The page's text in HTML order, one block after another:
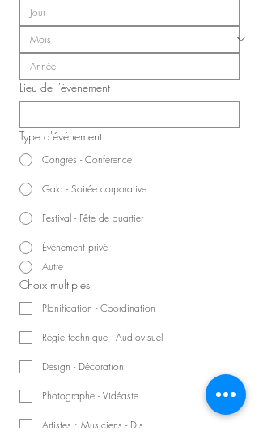
Lieu de l'événement
Type d'événement
Congrès - Conférence
Gala - Soirée corporative
Festival - Fête de quartier
Événement privé
Autre
Choix multiples
Planification - Coordination
Régie technique - Audiovisuel
Design - Décoration
Photographe - Vidéaste
Artistes : Musiciens - DJs